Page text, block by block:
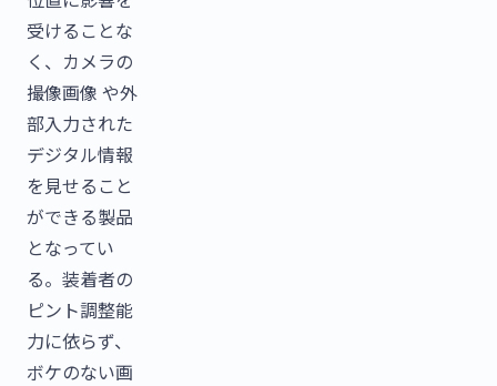
受けることな
く、カメラの
撮像画像 や外
部入力された
デジタル情報
を見せること
ができる製品
となってい
る。装着者の
ピント調整能
力に依らず、
ボケのない画